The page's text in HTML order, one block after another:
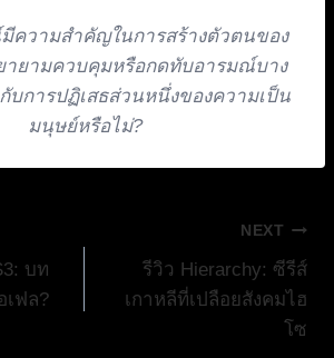
ความสำคัญในการสร้างตัวตนของ
ายามควบคุมหรือกดทับอารมณ์บาง
กับการปฏิเสธส่วนหนึ่งของความเป็น
มนุษย์หรือไม่?
บท
เฟล?
NEXT
รีวิว Hierarchy: ซีรีส์
เกาหลีที่เปลือยสังคมไฮ
โซ